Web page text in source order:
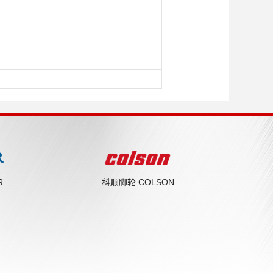
科顺脚轮 COLSON